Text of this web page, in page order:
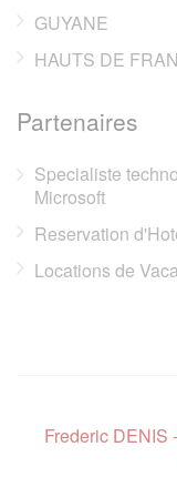
GUYANE
HAUTS DE
Partenaires
Specialiste
Microsoft
Reservation
Locations de
Frederic DENIS